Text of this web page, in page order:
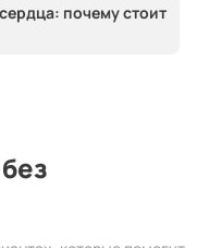
почему стоит